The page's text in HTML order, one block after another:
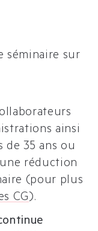
séminaire sur
ainsi
de 35 ans ou
réduction
(pour plus
CG).